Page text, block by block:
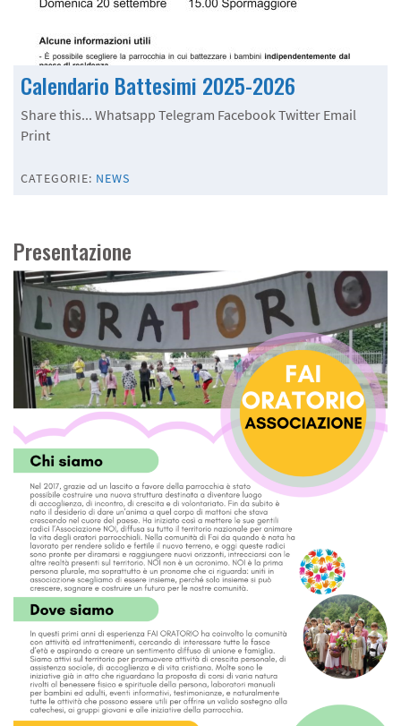
Calendario Battesimi 2025-2026
Share this... Whatsapp Telegram Facebook Twitter Email
Print
CATEGORIE: NEWS
Presentazione